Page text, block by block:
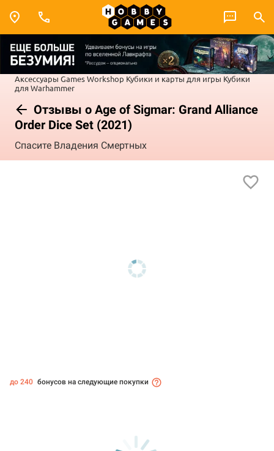
Аксессуары Games Workshop Кубики и карты для игры Кубики
для Warhammer
Отзывы о Age of Sigmar: Grand Alliance
Order Dice Set (2021)
Спасите Владения Смертных
до 240 бонусов на следующие покупки